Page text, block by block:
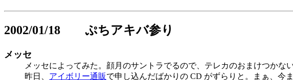
2002/01/18 ぷちアキバ参り
メッセ
メッセによってみた。顔月のサントラでるので、テレカのおまけつかな
昨日、 アイボリー通販で申し込んだばかりの CD がずらりと。まぁ、今